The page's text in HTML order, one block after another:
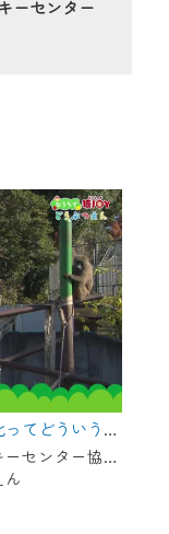
ーセンター
おうちで猿ジョイどうぶつえん～進化ってどういうこと？～（2025年3月16日初回放送）
世界屈指のサル類動物園・日本モンキーセンター協力の親子で学べる動物番組。
地域情報
マイ
なりま
くお願い
MyIDが必
むCCNetの
IDです。
アドレス